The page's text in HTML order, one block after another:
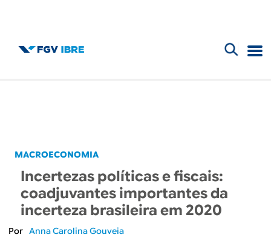
B
g
o
á
r
i
MACROECONOMIA
Incertezas políticas e fiscais:
coadjuvantes importantes da
incerteza brasileira em 2020
Anna Carolina Gouveia